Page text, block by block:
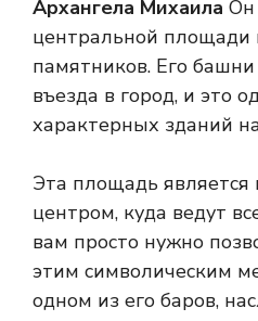
Архангела Михаила Он
центральной площади
памятников. Его
въезда в город, и это
характерных зданий
Эта площадь
центром, куда ведут
вам просто нужно
этим символическим
одном из его баров,